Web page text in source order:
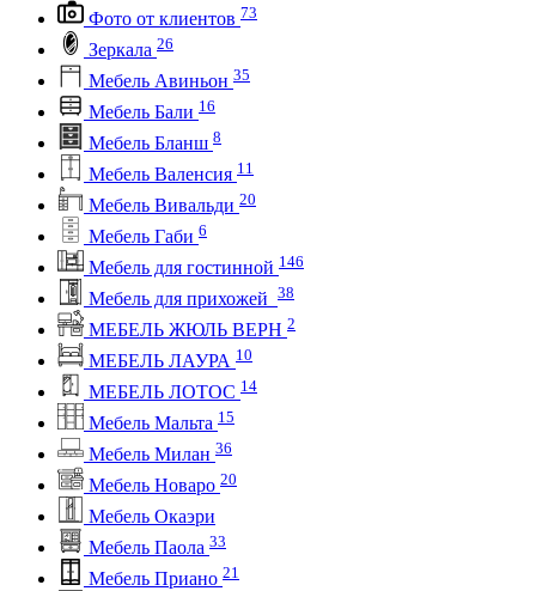
Фото от клиентов 73
Зеркала 26
Мебель Авиньон 35
Мебель Бали 16
Мебель Бланш 8
Мебель Валенсия 11
Мебель Вивальди 20
Мебель Габи 6
Мебель для гостинной 146
Мебель для прихожей 38
МЕБЕЛЬ ЖЮЛЬ ВЕРН 2
МЕБЕЛЬ ЛАУРА 10
МЕБЕЛЬ ЛОТОС 14
Мебель Мальта 15
Мебель Милан 36
Мебель Новаро 20
Мебель Окаэри
Мебель Паола 33
Мебель Приано 21